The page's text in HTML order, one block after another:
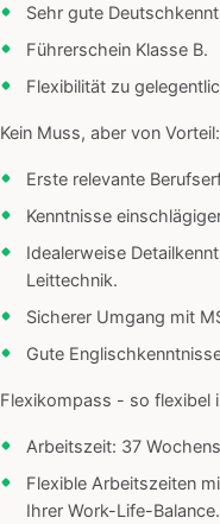
Sehr gute
Führerschein Klasse B.
Flexibilität zu
Kein Muss, aber von Vorteil:
Erste relevante
Kenntnisse
Idealerweise
Leittechnik.
Sicherer Umgang mit
Gute
Flexikompass - so flexibel
Arbeitszeit: 37
Flexible Arbeitszeiten
Ihrer Work-Life-Balance.